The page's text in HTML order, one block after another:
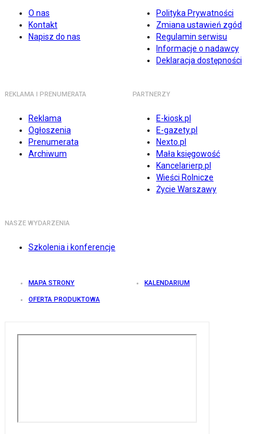
O nas
Kontakt
Napisz do nas
Polityka Prywatności
Zmiana ustawień zgód
Regulamin serwisu
Informacje o nadawcy
Deklaracja dostępności
REKLAMA I PRENUMERATA
Reklama
Ogłoszenia
Prenumerata
Archiwum
PARTNERZY
E-kiosk.pl
E-gazety.pl
Nexto.pl
Mała księgowość
Kancelarierp.pl
Wieści Rolnicze
Życie Warszawy
NASZE WYDARZENIA
Szkolenia i konferencje
MAPA STRONY KALENDARIUM
OFERTA PRODUKTOWA